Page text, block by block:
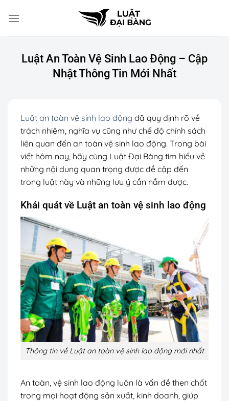
đến
Luật An Toàn Vệ Sinh Lao Động – Cập
Nhật Thông Tin Mới Nhất
Luật an toàn vệ sinh lao động đã quy định rõ về
trách nhiệm, nghĩa vụ cũng như chế độ chính sách
liên quan đến an toàn vệ sinh lao động. Trong bài
viết hôm nay, hãy cùng Luật Đại Bàng tìm hiểu về
những nội dung quan trọng được đề cập đến
trong luật này và những lưu ý cần nắm được.
Khái quát về Luật an toàn vệ sinh lao động
Thông tin về Luật an toàn vệ sinh lao động mới nhất
An toàn, vệ sinh lao động luôn là vấn đề then chốt
trong mọi hoạt động sản xuất, kinh doanh, giúp